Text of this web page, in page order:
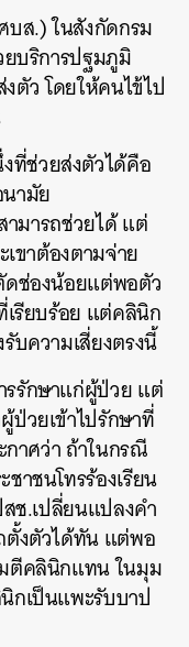
ส.) ในสังกัดกรม
บริการปฐมภูมิ
ตัว โดยให้คนไข้ไป
ที่ช่วยส่งตัวได้คือ
ามัย
ามารถช่วยได้ แต่
ขาต้องตามจ่าย
ดช่องน้อยแต่พอตัว
รียบร้อย แต่คลินิก
ความเสี่ยงตรงนี้
รรักษาแก่ผู้ป่วย แต่
วยเข้าไปรักษาที่
าศว่า ถ้าในกรณี
าชนโทรร้องเรียน
ช.เปลี่ยนแปลงคำ
ตั้งตัวได้ทัน แต่พอ
ตีคลินิกแทน ในมุม
กเป็นแพะรับบาป